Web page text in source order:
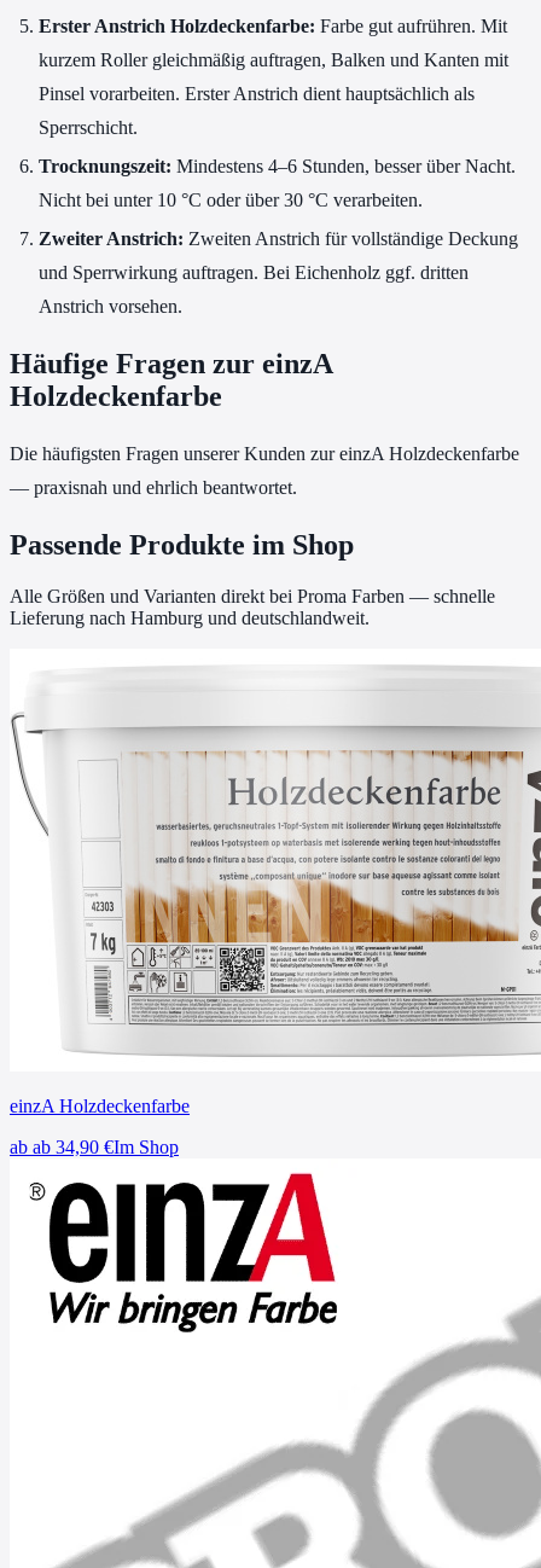
Erster Anstrich Holzdeckenfarbe: Farbe gut aufrühren. Mit
kurzem Roller gleichmäßig auftragen, Balken und Kanten mit
Pinsel vorarbeiten. Erster Anstrich dient hauptsächlich als
Sperrschicht.
Trocknungszeit: Mindestens 4–6 Stunden, besser über Nacht.
Nicht bei unter 10 °C oder über 30 °C verarbeiten.
Zweiter Anstrich: Zweiten Anstrich für vollständige Deckung
und Sperrwirkung auftragen. Bei Eichenholz ggf. dritten
Anstrich vorsehen.
Häufige Fragen zur einzA
Holzdeckenfarbe
Die häufigsten Fragen unserer Kunden zur einzA Holzdeckenfarbe
— praxisnah und ehrlich beantwortet.
Passende Produkte im Shop
Alle Größen und Varianten direkt bei Proma Farben — schnelle
Lieferung nach Hamburg und deutschlandweit.
einzA Holzdeckenfarbe
ab ab 34,90 €Im Shop